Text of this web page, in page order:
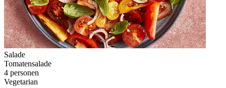
Salade
Tomatensalade
4 personen
Vegetarian